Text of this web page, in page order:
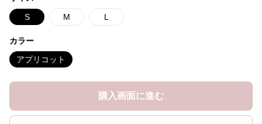
S M L
カラー
アプリコット
購入画面に進む